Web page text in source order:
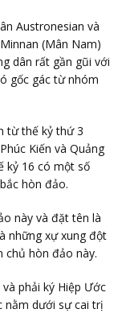
Austronesian và
(Mân Nam)
dân rất gần gũi với
gốc gác từ nhóm
từ thế kỷ thứ 3
Kiến và Quảng
kỷ 16 có một số
hòn đảo.
này và đặt tên là
những xự xung đột
chủ hòn đảo này.
phải ký Hiệp Ước
nằm dưới sự cai trị